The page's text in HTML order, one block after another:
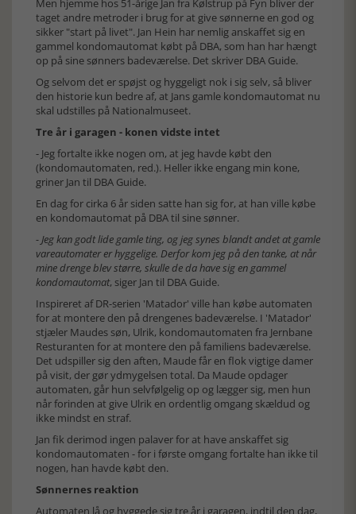
Men hjemme hos 51-årige Jan fra Kølstrup på Fyn bliver der
taget andre metroder i brug for at give sønnerne en god og
sikker "start på livet". Jan Hein har nemlig anskaffet sig en
gammel kondomautomat købt på DBA, som han har hængt
op på sine sønners badeværelse. Det skriver DBA Guide.
Og selvom det er spøjst og hyggeligt nok i sig selv, så bliver
den historie kun bedre af, at Jans gamle kondomautomat nu
skal udstilles på Nationalmuseet.
Tre år i garagen - konen vidste intet
- Jeg fortalte ikke nogen om, at jeg havde købt den
(kondomautomaten, red.). Heller ikke engang min kone,
griner Jan til DBA Guide.
En dag for cirka 6 år siden satte han sig for, at han ville købe
en kondomautomat på DBA til sine sønner.
- Jeg kan godt lide gamle ting, og jeg synes blandt andet at gamle
vareautomater er hyggelige. Derfor kom jeg på den tanke, at når
mine drenge blev større, skulle de da have sig en gammel
kondomautomat, siger Jan til DBA Guide.
Inspireret af DR-serien 'Matador' ville han købe automaten
for at montere den på drengenes badeværelse. I 'Matador'
stjæler Maudes søn, Ulrik, kondomautomaten fra Jernbane
Resturanten for at montere den på familiens badeværelse.
Det udspiller sig den aften, Maude får en flok vigtige damer
på visit, der gør ydmygelsen total. Da Maude opdager
automaten, går hun selvfølgelig op og lægger sig, men hun
når forinden at give Ulrik en ordentlig omgang skældud og
ikke mindst en straf.
Jan fik derimod ingen palaver for at have anskaffet sig
kondomautomaten - for i første omgang fortalte han ikke til
nogen, han havde købt den.
Sønnernes reaktion
Automaten lå og hyggede sig tre år i garagen, indtil den dag,